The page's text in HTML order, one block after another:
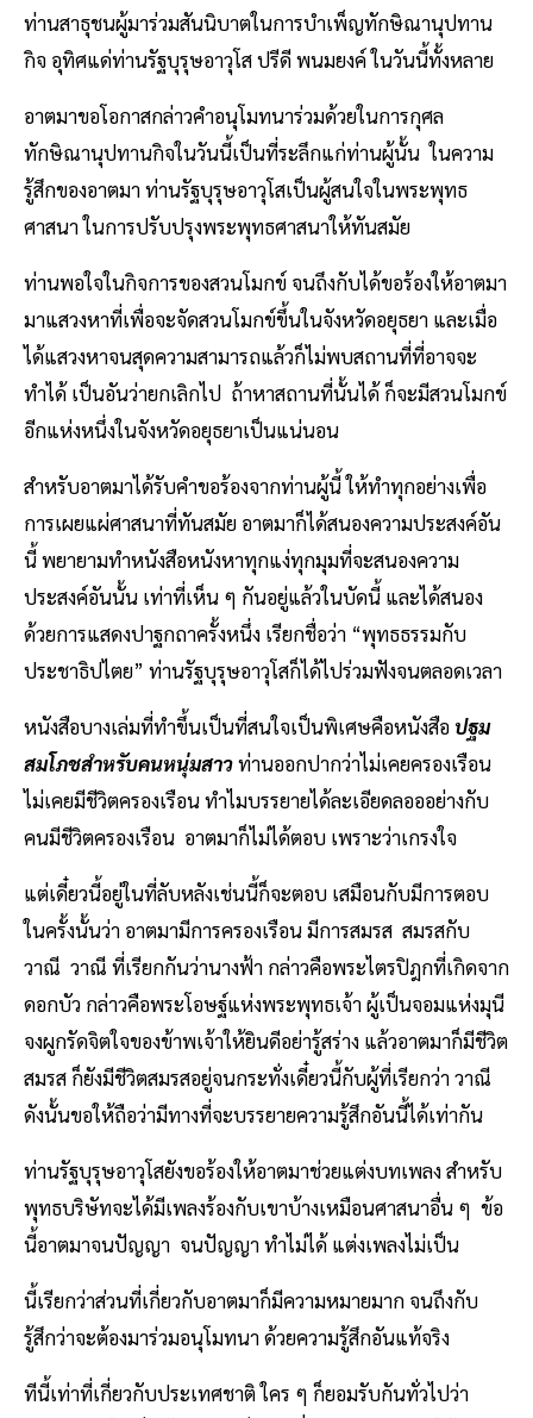
ท่านสาธุชนผู้มาร่วมสันนิบาตในการบำเพ็ญทักษิณานุปทาน
กิจ อุทิศแด่ท่านรัฐบุรุษอาวุโส ปรีดี พนมยงค์ ในวันนี้ทั้งหลาย
อาตมาขอโอกาสกล่าวคำอนุโมทนาร่วมด้วยในการกุศล
ทักษิณานุปทานกิจในวันนี้เป็นที่ระลึกแก่ท่านผู้นั้น ในความ
รู้สึกของอาตมา ท่านรัฐบุรุษอาวุโสเป็นผู้สนใจในพระพุทธ
ศาสนา ในการปรับปรุงพระพุทธศาสนาให้ทันสมัย
ท่านพอใจในกิจการของสวนโมกข์ จนถึงกับได้ขอร้องให้อาตมา
มาแสวงหาที่เพื่อจะจัดสวนโมกข์ขึ้นในจังหวัดอยุธยา และเมื่อ
ได้แสวงหาจนสุดความสามารถแล้วก็ไม่พบสถานที่ที่อาจจะ
ทำได้ เป็นอันว่ายกเลิกไป ถ้าหาสถานที่นั้นได้ ก็จะมีสวนโมกข์
อีกแห่งหนึ่งในจังหวัดอยุธยาเป็นแน่นอน
สำหรับอาตมาได้รับคำขอร้องจากท่านผู้นี้ ให้ทำทุกอย่างเพื่อ
การเผยแผ่ศาสนาที่ทันสมัย อาตมาก็ได้สนองความประสงค์อัน
นี้ พยายามทำหนังสือหนังหาทุกแง่ทุกมุมที่จะสนองความ
ประสงค์อันนั้น เท่าที่เห็น ๆ กันอยู่แล้วในบัดนี้ และได้สนอง
ด้วยการแสดงปาฐกถาครั้งหนึ่ง เรียกชื่อว่า “พุทธธรรมกับ
ประชาธิปไตย” ท่านรัฐบุรุษอาวุโสก็ได้ไปร่วมฟังจนตลอดเวลา
หนังสือบางเล่มที่ทำขึ้นเป็นที่สนใจเป็นพิเศษคือหนังสือ ปฐม
สมโภชสำหรับคนหนุ่มสาวท่านออกปากว่าไม่เคยครองเรือน
ไม่เคยมีชีวิตครองเรือน ทำไมบรรยายได้ละเอียดลอออย่างกับ
คนมีชีวิตครองเรือน อาตมาก็ไม่ได้ตอบ เพราะว่าเกรงใจ
แต่เดี๋ยวนี้อยู่ในที่ลับหลังเช่นนี้ก็จะตอบ เสมือนกับมีการตอบ
ในครั้งนั้นว่า อาตมามีการครองเรือน มีการสมรส สมรสกับ
วาณี วาณี ที่เรียกกันว่านางฟ้า กล่าวคือพระไตรปิฎกที่เกิดจาก
ดอกบัว กล่าวคือพระโอษฐ์แห่งพระพุทธเจ้า ผู้เป็นจอมแห่งมุนี
จงผูกรัดจิตใจของข้าพเจ้าให้ยินดีอย่ารู้สร่าง แล้วอาตมาก็มีชีวิต
สมรส ก็ยังมีชีวิตสมรสอยู่จนกระทั่งเดี๋ยวนี้กับผู้ที่เรียกว่า วาณี
ดังนั้นขอให้ถือว่ามีทางที่จะบรรยายความรู้สึกอันนี้ได้เท่ากัน
ท่านรัฐบุรุษอาวุโสยังขอร้องให้อาตมาช่วยแต่งบทเพลง สำหรับ
พุทธบริษัทจะได้มีเพลงร้องกับเขาบ้างเหมือนศาสนาอื่น ๆ ข้อ
นี้อาตมาจนปัญญา จนปัญญา ทำไม่ได้ แต่งเพลงไม่เป็น
นี้เรียกว่าส่วนที่เกี่ยวกับอาตมาก็มีความหมายมาก จนถึงกับ
รู้สึกว่าจะต้องมาร่วมอนุโมทนา ด้วยความรู้สึกอันแท้จริง
ทีนี้เท่าที่เกี่ยวกับประเทศชาติ ใคร ๆ ก็ยอมรับกันทั่วไปว่า